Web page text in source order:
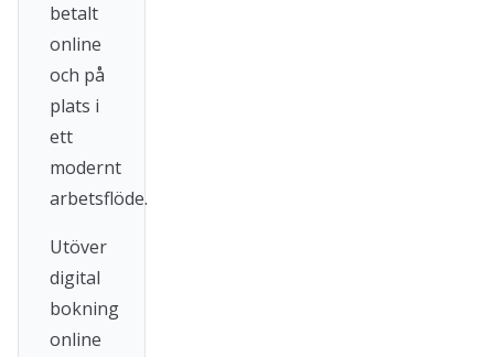
betalt
online
och på
plats i
ett
modernt
arbetsflöde.
Utöver
digital
bokning
online